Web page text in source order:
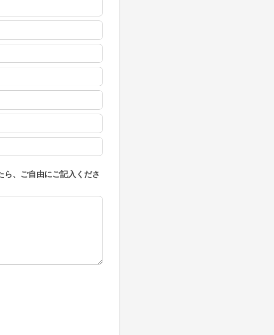
、ご自由にご記入くださ
、ご自由にご記入ください